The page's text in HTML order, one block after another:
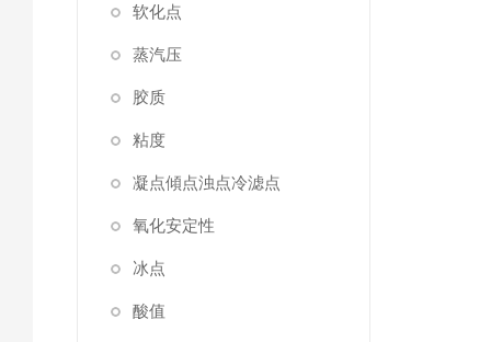
软化点
蒸汽压
胶质
粘度
凝点傾点浊点冷滤点
氧化安定性
冰点
酸值